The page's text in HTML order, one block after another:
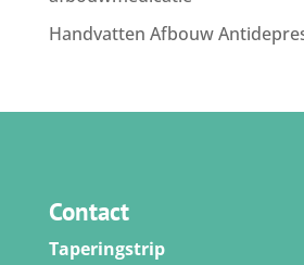
Handvatten Afbouw
Contact
Taperingstrip